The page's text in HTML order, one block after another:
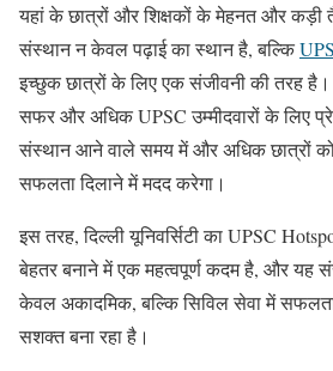
यहां के छात्रों और शिक्षकों के मेहनत और कड़ी
संस्थान न केवल पढ़ाई का स्थान है, बल्कि
इच्छुक छात्रों के लिए एक संजीवनी की तरह है।
सफर और अधिक UPSC उम्मीदवारों के लिए
संस्थान आने वाले समय में और अधिक छात्रों को
सफलता दिलाने में मदद करेगा।
इस तरह, दिल्ली यूनिवर्सिटी का UPSC
बेहतर बनाने में एक महत्वपूर्ण कदम है, और यह
केवल अकादमिक, बल्कि सिविल सेवा में
सशक्त बना रहा है।